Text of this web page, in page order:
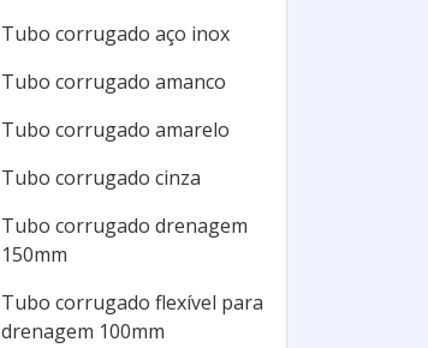
Tubo corrugado aço inox
Tubo corrugado amanco
Tubo corrugado amarelo
Tubo corrugado cinza
Tubo corrugado drenagem
150mm
Tubo corrugado flexível para
drenagem 100mm